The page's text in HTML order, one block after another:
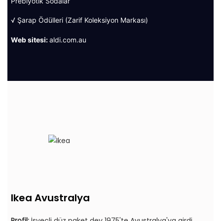
√ Şarap Ödülleri (Zarif Koleksiyon Markası)
Web sitesi:aldi.com.au
Ikea Avustralya